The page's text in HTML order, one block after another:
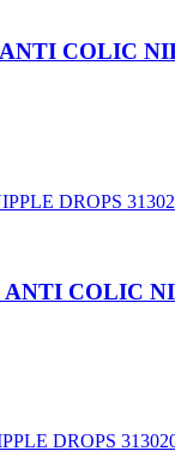
COLIC
COLIC